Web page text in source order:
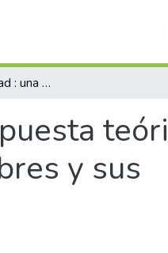
Ciclos de oportunidad : una Propuesta teórica a partir de la experiencia en comunidades pobres y sus dinámicas propias de desarrollo
y sus